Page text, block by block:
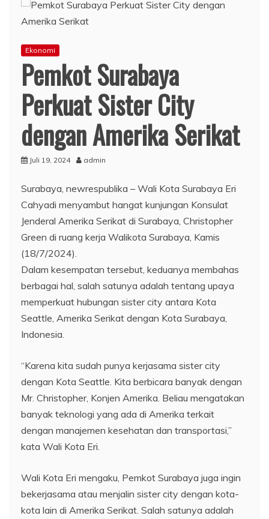
Ekonomi
Pemkot Surabaya
Perkuat Sister City
dengan Amerika Serikat
Juli 19, 2024 admin
Surabaya, newrespublika – Wali Kota Surabaya Eri
Cahyadi menyambut hangat kunjungan Konsulat
Jenderal Amerika Serikat di Surabaya, Christopher
Green di ruang kerja Walikota Surabaya, Kamis
(18/7/2024).
Dalam kesempatan tersebut, keduanya membahas
berbagai hal, salah satunya adalah tentang upaya
memperkuat hubungan sister city antara Kota
Seattle, Amerika Serikat dengan Kota Surabaya,
Indonesia.
“Karena kita sudah punya kerjasama sister city
dengan Kota Seattle. Kita berbicara banyak dengan
Mr. Christopher, Konjen Amerika. Beliau mengatakan
banyak teknologi yang ada di Amerika terkait
dengan manajemen kesehatan dan transportasi,”
kata Wali Kota Eri.
Wali Kota Eri mengaku, Pemkot Surabaya juga ingin
bekerjasama atau menjalin sister city dengan kota-
kota lain di Amerika Serikat. Salah satunya adalah